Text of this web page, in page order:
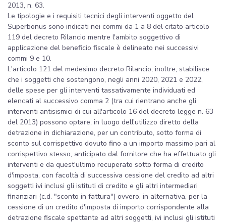
2013, n. 63.
Le tipologie e i requisiti tecnici degli interventi oggetto del
Superbonus sono indicati nei commi da 1 a 8 del citato articolo
119 del decreto Rilancio mentre l'ambito soggettivo di
applicazione del beneficio fiscale è delineato nei successivi
commi 9 e 10.
L'articolo 121 del medesimo decreto Rilancio, inoltre, stabilisce
che i soggetti che sostengono, negli anni 2020, 2021 e 2022,
delle spese per gli interventi tassativamente individuati ed
elencati al successivo comma 2 (tra cui rientrano anche gli
interventi antisismici di cui all'articolo 16 del decreto legge n. 63
del 2013) possono optare, in luogo dell'utilizzo diretto della
detrazione in dichiarazione, per un contributo, sotto forma di
sconto sul corrispettivo dovuto fino a un importo massimo pari al
corrispettivo stesso, anticipato dal fornitore che ha effettuato gli
interventi e da quest'ultimo recuperato sotto forma di credito
d'imposta, con facoltà di successiva cessione del credito ad altri
soggetti ivi inclusi gli istituti di credito e gli altri intermediari
finanziari (c.d. "sconto in fattura") ovvero, in alternativa, per la
cessione di un credito d'imposta di importo corrispondente alla
detrazione fiscale spettante ad altri soggetti, ivi inclusi gli istituti